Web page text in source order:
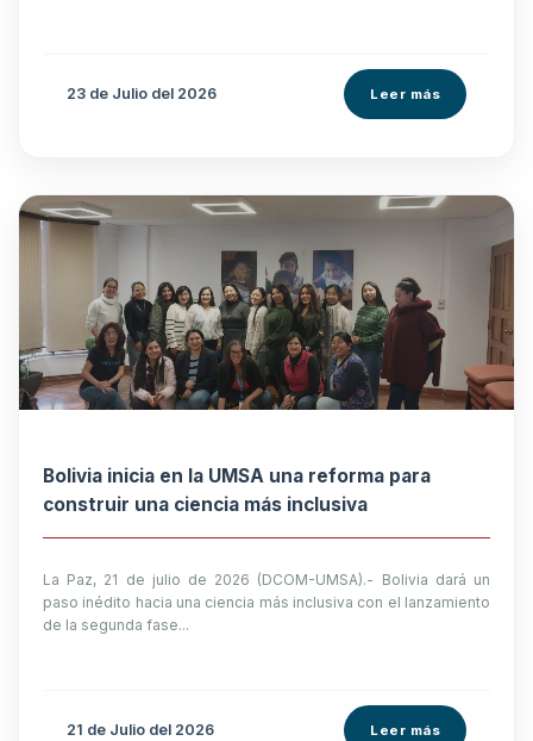
23 de Julio del 2026 Leer más
Bolivia inicia en la UMSA una reforma para
construir una ciencia más inclusiva
La Paz, 21 de julio de 2026 (DCOM-UMSA).- Bolivia dará un
paso inédito hacia una ciencia más inclusiva con el lanzamiento
de la segunda fase...
21 de Julio del 2026 Leer más